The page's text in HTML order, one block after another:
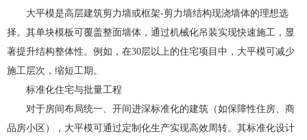
大平模是高层建筑剪力墙或框架-剪力墙结构现浇墙体的理想选
择。其单块模板可覆盖整面墙体，通过机械化吊装实现快速施工，显
著提升结构整体性。例如，在30层以上的住宅项目中，大平模可减少
施工层次，缩短工期。
标准化住宅与批量工程
对于房间布局统一、开间进深标准化的建筑（如保障性住房、商
品房小区），大平模可通过定制化生产实现高效周转。其标准化设计